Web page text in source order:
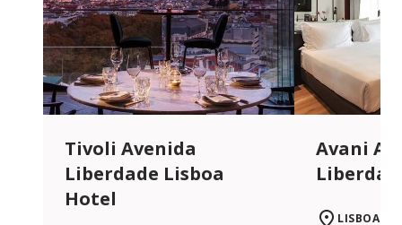
Tivoli Avenida
Liberdade Lisboa
Hotel
Avani
LISBOA